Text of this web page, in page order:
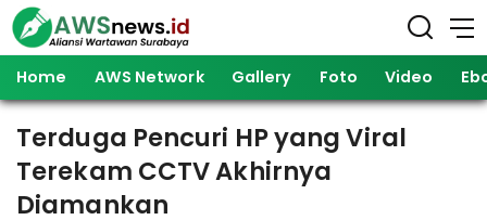
Home AWS Network Gallery Foto Video
Terduga Pencuri HP yang Viral
Terekam CCTV Akhirnya
Diamankan